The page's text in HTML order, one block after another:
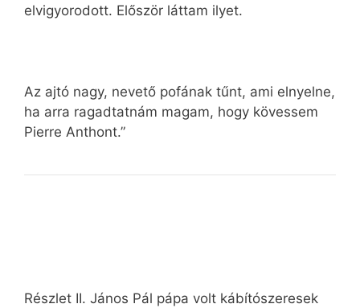
elvigyorodott. Először láttam ilyet.
Az ajtó nagy, nevető pofának tűnt, ami elnyelne,
ha arra ragadtatnám magam, hogy kövessem
Pierre Anthont.”
Részlet II. János Pál pápa volt kábítószeresek